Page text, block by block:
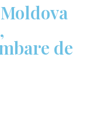
de